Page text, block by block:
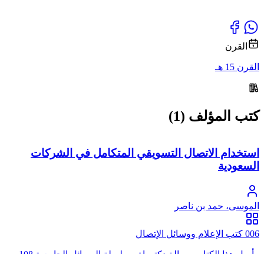
القرن
القرن 15 هـ
كتب المؤلف (1)
استخدام الاتصال التسويقي المتكامل في الشركات
السعودية
الموسى، حمد بن ناصر
006 كتب الإعلام ووسائل الإتصال